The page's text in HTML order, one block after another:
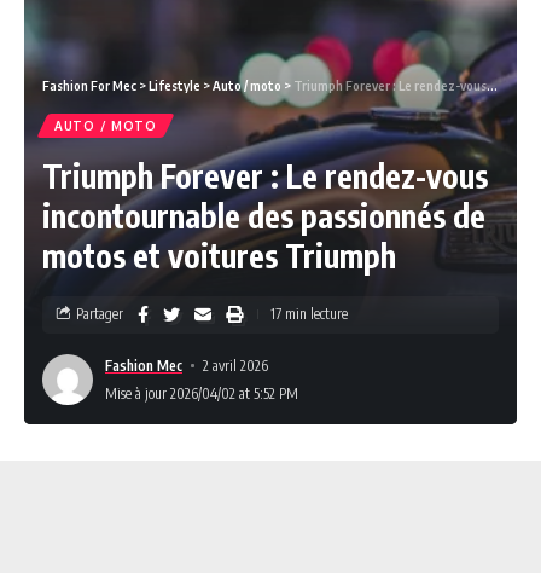
Fashion For Mec >Lifestyle >Auto / moto > Triumph Forever : Le rendez-vous incontournable des passionnés de motos et voitures Triumph
AUTO / MOTO
Triumph Forever : Le rendez-vous
incontournable des passionnés de
motos et voitures Triumph
Fashion Mec
2 avril 2026
Mise à jour 2026/04/02 at 5:52 PM
Partager 17 min lecture